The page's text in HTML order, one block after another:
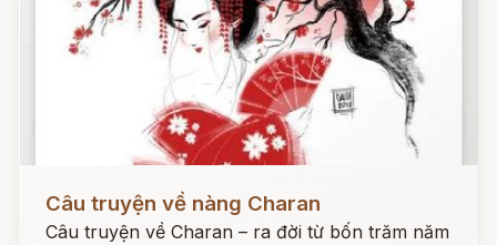
Câu truyện về nàng Charan
Câu truyện về Charan – ra đời từ bốn trăm năm